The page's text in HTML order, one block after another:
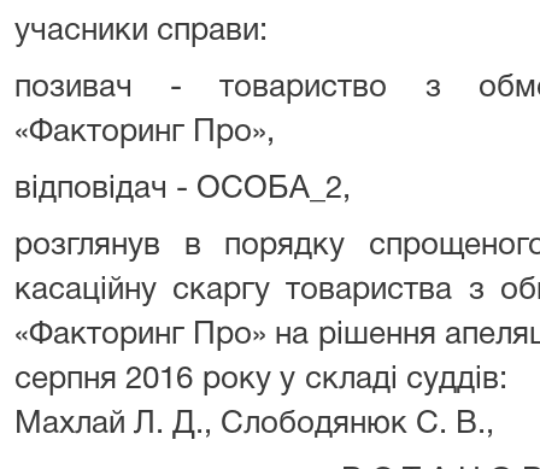
учасники справи:
позивач - товариство з
«Факторинг Про»,
відповідач - ОСОБА_2,
розглянув в порядку
касаційну скаргу товариства з
«Факторинг Про» на рішення
серпня 2016 року у складі
Махлай Л. Д., Слободянюк С. В.,